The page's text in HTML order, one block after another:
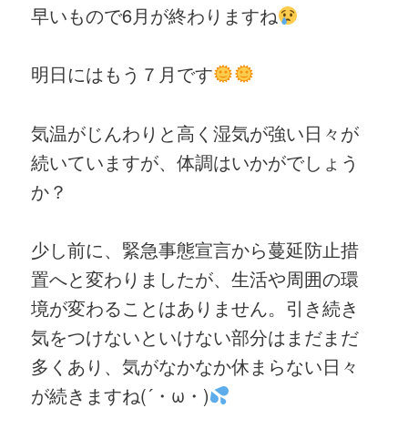
へ
移
早いもので6月が終わりますね
明日にはもう７月です
気温がじんわりと高く湿気が強い日々が
続いていますが、体調はいかがでしょう
か？
少し前に、緊急事態宣言から蔓延防止措
置へと変わりましたが、生活や周囲の環
境が変わることはありません。引き続き
気をつけないといけない部分はまだまだ
多くあり、気がなかなか休まらない日々
が続きますね(´・ω・)